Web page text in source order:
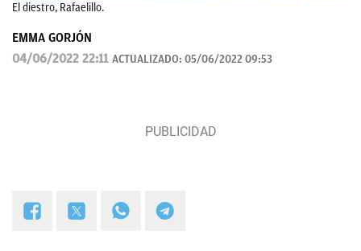
El diestro, Rafaelillo.
EMMA GORJÓN
04/06/2022 22:11 ACTUALIZADO: 05/06/2022 09:53